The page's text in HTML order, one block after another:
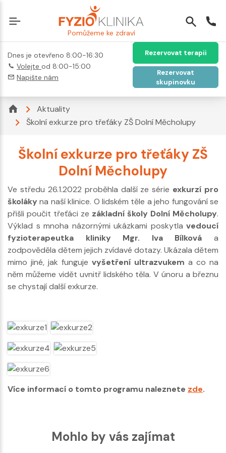
Pomůžeme ke zdraví
Dnes je otevřeno 8:00-16:30
Volejte od 8:00-15:00
Napište nám
Rezervovat terapii
Rezervovat
skupinovku
Aktuality
Školní exkurze pro třeťáky ZŠ Dolní Měcholupy
Školní exkurze pro třeťáky ZŠ
Dolní Měcholupy
Ve středu 26.1.2022 proběhla další ze série exkurzí pro
školáky na naší klinice. O lidském těle a jeho fungování se
přišli poučit třeťáci ze základní školy Dolní Měcholupy.
Výklad s mnoha názornými ukázkami poskytla vedoucí
fyzioterapeutka kliniky Mgr. Iva Bílková a
zodpověděla dětem jejich zvídavé dotazy. Ukázala dětem
mimo jiné, jak funguje vyšetření ultrazvukem a co na
něm můžeme vidět uvnitř lidského těla. V únoru a březnu
se chystají další exkurze.
Více informací o tomto programu naleznete zde.
Mohlo by vás zajímat